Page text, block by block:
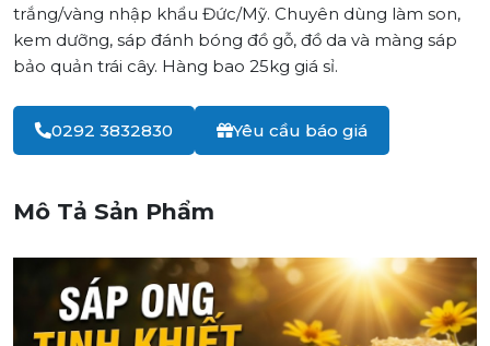
trắng/vàng nhập khẩu Đức/Mỹ. Chuyên dùng làm son,
kem dưỡng, sáp đánh bóng đồ gỗ, đồ da và màng sáp
bảo quản trái cây. Hàng bao 25kg giá sỉ.
0292 3832830 Yêu cầu báo giá
Mô Tả Sản Phẩm